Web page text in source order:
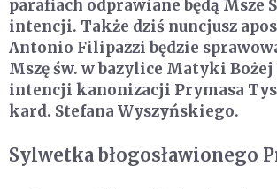
parafiach odprawiane będą Msze
intencji. Także dziś nuncjusz
Antonio Filipazzi będzie
Mszę św. w bazylice Matyki
intencji kanonizacji Prymasa
kard. Stefana Wyszyńskiego.
Sylwetka błogosławionego